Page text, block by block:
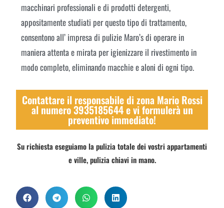
macchinari professionali e di prodotti detergenti,
appositamente studiati per questo tipo di trattamento,
consentono all’ impresa di pulizie Maro’s di operare in
maniera attenta e mirata per igienizzare il rivestimento in
modo completo, eliminando macchie e aloni di ogni tipo.
Contattare il responsabile di zona Mario Rossi
al numero 3935185644 e vi formulerà un
preventivo immediato!
Su richiesta eseguiamo la pulizia totale dei vostri appartamenti
e ville, pulizia chiavi in mano.